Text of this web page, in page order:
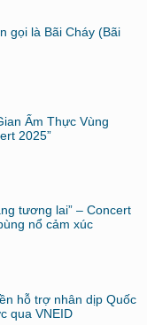
gọi là Bãi Cháy (Bãi
Ẩm Thực Vùng
2025”
tương lai” – Concert
nổ cảm xúc
hỗ trợ nhân dịp Quốc
qua VNEID